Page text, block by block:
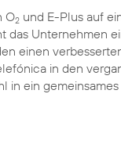
O2 und E-Plus auf
das Unternehmen
einen
in den
in ein